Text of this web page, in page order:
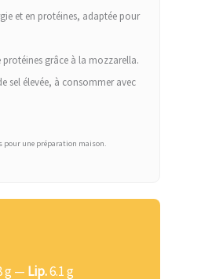
et en protéines, adaptée pour
protéines grâce à la mozzarella.
sel élevée, à consommer avec
pour une préparation maison.
g — Lip.6.1 g